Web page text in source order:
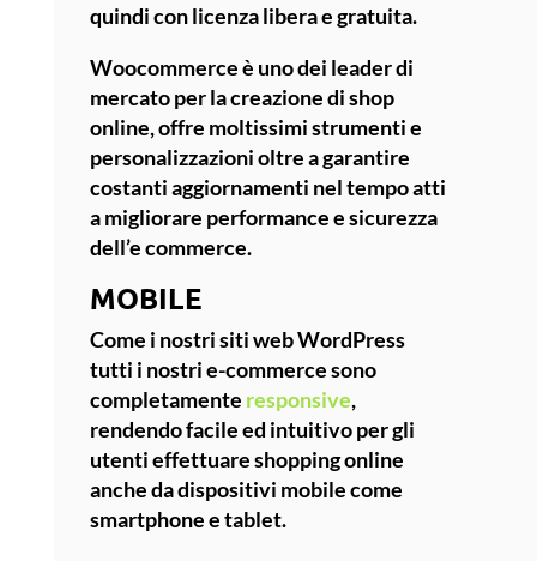
quindi con licenza libera e gratuita.
Woocommerce è uno dei leader di
mercato per la creazione dishop
online, offre moltissimi strumenti e
personalizzazionioltre a garantire
costanti aggiornamenti nel tempo atti
a migliorare performance e sicurezza
dell’e commerce.
MOBILE
Come i nostri siti web WordPress
tutti i nostri e-commerce sono
completamente responsive,
rendendo facile ed intuitivo per gli
utenti effettuare shopping online
anche da dispositivi mobile come
smartphone e tablet.